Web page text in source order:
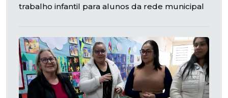
trabalho infantil para alunos da rede municipal